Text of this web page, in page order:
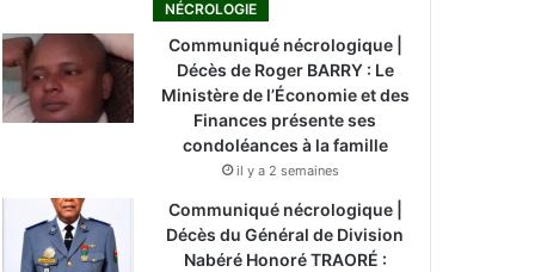
NÉCROLOGIE
Communiqué nécrologique |
Décès de Roger BARRY : Le
Ministère de l’Économie et des
Finances présente ses
condoléances à la famille
il y a 2 semaines
Communiqué nécrologique |
Décès du Général de Division
Nabéré Honoré TRAORÉ :